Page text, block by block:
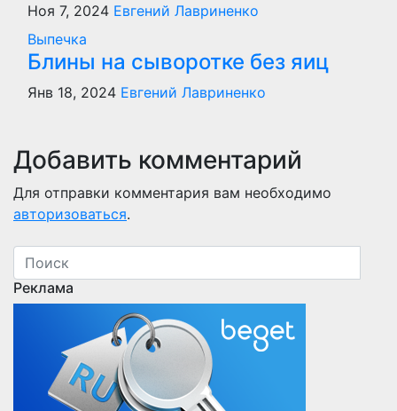
Ноя 7, 2024 Евгений Лавриненко
Выпечка
Блины на сыворотке без яиц
Янв 18, 2024 Евгений Лавриненко
Добавить комментарий
Для отправки комментария вам необходимо
авторизоваться.
Реклама